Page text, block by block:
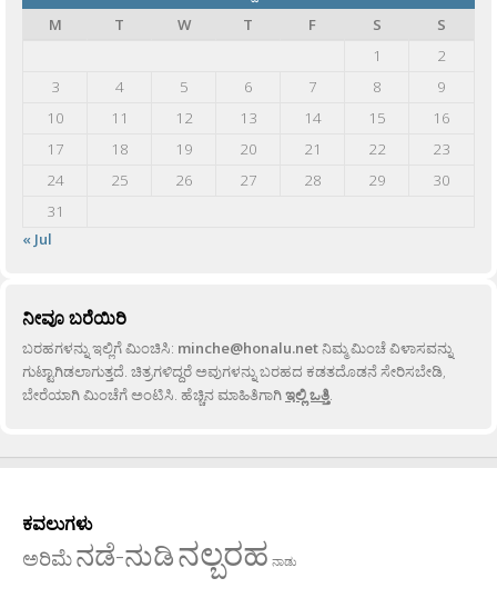
M
T W T F S
S
1
2
3
4 5 6 7 8
9
10
11 12 13 14 15
16
17
18 19 20 21 22
23
24
25 26 27 28 29
30
31
« Jul
ನೀವೂ ಬರೆಯಿರಿ
ಬರಹಗಳನ್ನು ಇಲ್ಲಿಗೆ ಮಿಂಚಿಸಿ: minche@honalu.netನಿಮ್ಮ ಮಿಂಚೆ ವಿಳಾಸವನ್ನು
ಗುಟ್ಟಾಗಿಡಲಾಗುತ್ತದೆ. ಚಿತ್ರಗಳಿದ್ದರೆ ಅವುಗಳನ್ನು ಬರಹದ ಕಡತದೊಡನೆ ಸೇರಿಸಬೇಡಿ,
ಬೇರೆಯಾಗಿ ಮಿಂಚೆಗೆ ಅಂಟಿಸಿ. ಹೆಚ್ಚಿನ ಮಾಹಿತಿಗಾಗಿಇಲ್ಲಿ ಒತ್ತಿ.
ಕವಲುಗಳು
ಅರಿಮೆನಡೆ-ನುಡಿನಲ್ಬರಹ ನಾಡು